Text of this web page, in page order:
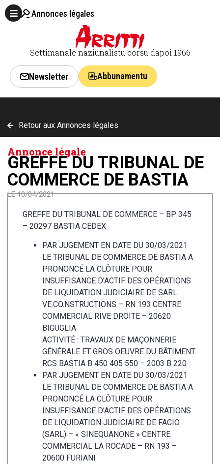
Annonces légales
Settimanale naziunalistu corsu dapoi 1966
Newsletter Abbunamentu
Retour aux Annonces légales
Annonce légale
GREFFE DU TRIBUNAL DE
COMMERCE DE BASTIA
LE 10/04/2021
GREFFE DU TRIBUNAL DE COMMERCE – BP 345
– 20297 BASTIA CEDEX
PAR JUGEMENT EN DATE DU 30/03/2021
LE TRIBUNAL DE COMMERCE DE BASTIA A
PRONONCÉ LA CLÔTURE POUR
INSUFFISANCE D’ACTIF DES OPÉRATIONS
DE LIQUIDATION JUDICIAIRE DE SARL
VE.CO.NSTRUCTIONS – RN 193 CENTRE
COMMERCIAL RIVE DROITE – 20620
BIGUGLIA
ACTIVITÉ : TRAVAUX DE MAÇONNERIE
GÉNÉRALE ET GROS OEUVRE DU BÂTIMENT
RCS BASTIA B 450 405 550 – 2003 B 220
PAR JUGEMENT EN DATE DU 30/03/2021
LE TRIBUNAL DE COMMERCE DE BASTIA A
PRONONCÉ LA CLÔTURE POUR
INSUFFISANCE D’ACTIF DES OPÉRATIONS
DE LIQUIDATION JUDICIAIRE DE FACIO
(SARL) – « SINEQUANONE » CENTRE
COMMERCIAL LA ROCADE – RN 193 –
20600 FURIANI